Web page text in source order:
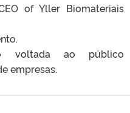
of Yller Biomateriais
voltada ao público
empresas.